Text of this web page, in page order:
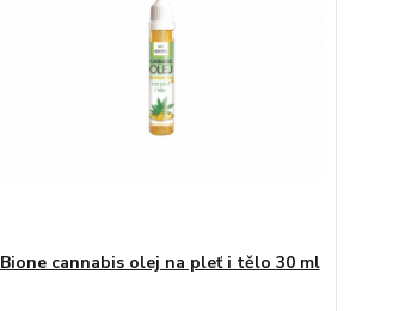
Bione cannabis olej na pleť i tělo 30 ml